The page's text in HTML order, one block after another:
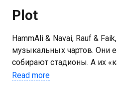
Plot
HammAli & Navai, Rauf &
музыкальных чартов. Они
собирают стадионы. А их
монотонным и бездушным.
Read more